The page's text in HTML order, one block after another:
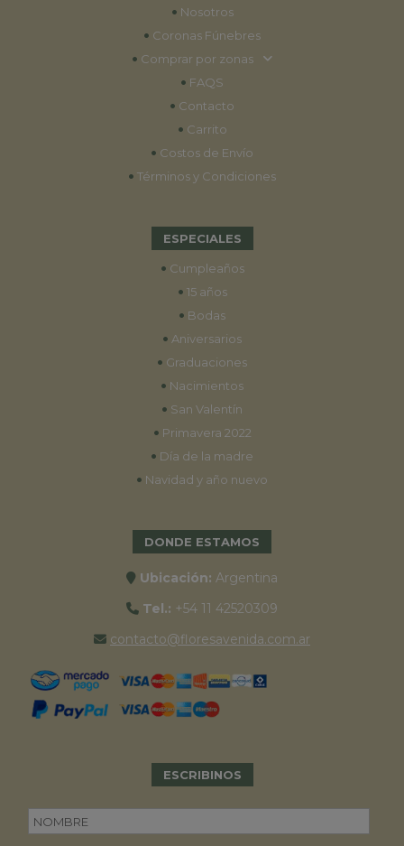
• Nosotros
• Coronas Fúnebres
• Comprar por zonas
• FAQS
• Contacto
• Carrito
• Costos de Envío
• Términos y Condiciones
ESPECIALES
• Cumpleaños
• 15 años
• Bodas
• Aniversarios
• Graduaciones
• Nacimientos
• San Valentín
• Primavera 2022
• Día de la madre
• Navidad y año nuevo
DONDE ESTAMOS
Ubicación: Argentina
Tel.: +54 11 42520309
contacto@floresavenida.com.ar
ESCRIBINOS